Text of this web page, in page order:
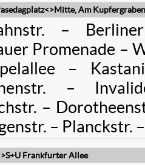
Am Kupfergraben
–
Promenade –
–
–
–
– Planckstr.
Frankfurter Allee